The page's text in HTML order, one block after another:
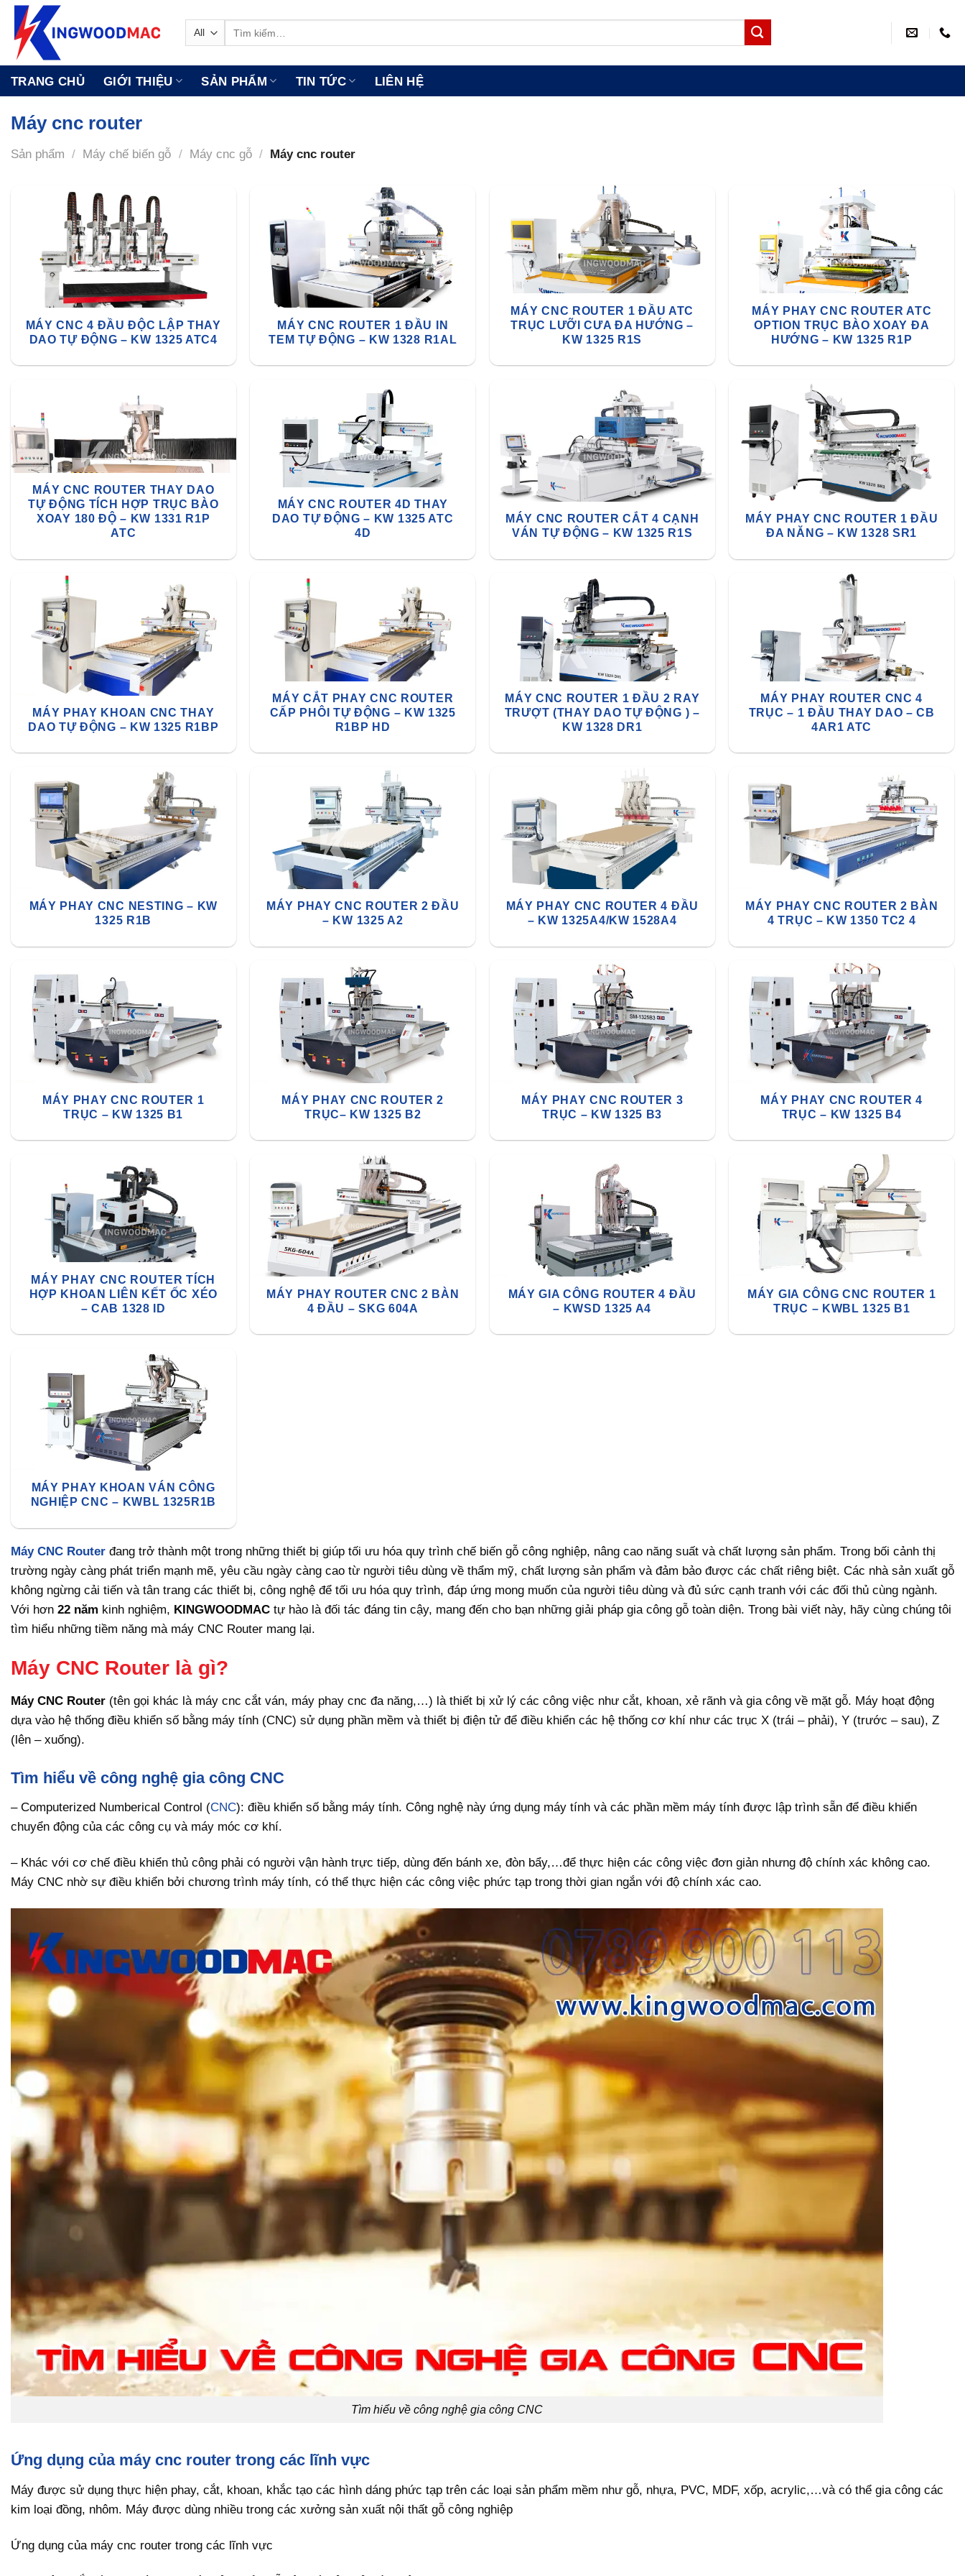
Skip
content
TRANG CHỦ GIỚI THIỆU SẢN PHẨM TIN TỨC LIÊN HỆ
Máy cnc router
Sản phẩm / Máy chế biến gỗ / Máy cnc gỗ / Máy cnc router
MÁY CNC 4 ĐẦU ĐỘC LẬP THAY
DAO TỰ ĐỘNG – KW 1325 ATC4
MÁY CNC ROUTER 1 ĐẦU IN
TEM TỰ ĐỘNG – KW 1328 R1AL
MÁY CNC ROUTER 1 ĐẦU ATC
TRỤC LƯỠI CƯA ĐA HƯỚNG –
KW 1325 R1S
MÁY PHAY CNC ROUTER ATC
OPTION TRỤC BÀO XOAY ĐA
HƯỚNG – KW 1325 R1P
MÁY CNC ROUTER THAY DAO
TỰ ĐỘNG TÍCH HỢP TRỤC BÀO
XOAY 180 ĐỘ – KW 1331 R1P
ATC
MÁY CNC ROUTER 4D THAY
DAO TỰ ĐỘNG – KW 1325 ATC
4D
MÁY CNC ROUTER CẮT 4 CẠNH
VÁN TỰ ĐỘNG – KW 1325 R1S
MÁY PHAY CNC ROUTER 1 ĐẦU
ĐA NĂNG – KW 1328 SR1
MÁY PHAY KHOAN CNC THAY
DAO TỰ ĐỘNG – KW 1325 R1BP
MÁY CẮT PHAY CNC ROUTER
CẤP PHÔI TỰ ĐỘNG – KW 1325
R1BP HD
MÁY CNC ROUTER 1 ĐẦU 2 RAY
TRƯỢT (THAY DAO TỰ ĐỘNG ) –
KW 1328 DR1
MÁY PHAY ROUTER CNC 4
TRỤC – 1 ĐẦU THAY DAO – CB
4AR1 ATC
MÁY PHAY CNC NESTING – KW
1325 R1B
MÁY PHAY CNC ROUTER 2 ĐẦU
– KW 1325 A2
MÁY PHAY CNC ROUTER 4 ĐẦU
– KW 1325A4/KW 1528A4
MÁY PHAY CNC ROUTER 2 BÀN
4 TRỤC – KW 1350 TC2 4
MÁY PHAY CNC ROUTER 1
TRỤC – KW 1325 B1
MÁY PHAY CNC ROUTER 2
TRỤC– KW 1325 B2
MÁY PHAY CNC ROUTER 3
TRỤC – KW 1325 B3
MÁY PHAY CNC ROUTER 4
TRỤC – KW 1325 B4
MÁY PHAY CNC ROUTER TÍCH
HỢP KHOAN LIÊN KẾT ỐC XÉO
– CAB 1328 ID
MÁY PHAY ROUTER CNC 2 BÀN
4 ĐẦU – SKG 604A
MÁY GIA CÔNG ROUTER 4 ĐẦU
– KWSD 1325 A4
MÁY GIA CÔNG CNC ROUTER 1
TRỤC – KWBL 1325 B1
MÁY PHAY KHOAN VÁN CÔNG
NGHIỆP CNC – KWBL 1325R1B
Máy CNC Router đang trở thành một trong những thiết bị giúp tối ưu hóa quy trình chế biến gỗ công nghiệp, nâng cao năng suất và chất lượng sản phẩm. Trong bối cảnh thị
trường ngày càng phát triển mạnh mẽ, yêu cầu ngày càng cao từ người tiêu dùng về thẩm mỹ, chất lượng sản phẩm và đảm bảo được các chất riêng biệt. Các nhà sản xuất gỗ
không ngừng cải tiến và tân trang các thiết bị, công nghệ để tối ưu hóa quy trình, đáp ứng mong muốn của người tiêu dùng và đủ sức cạnh tranh với các đối thủ cùng ngành.
Với hơn 22 năm kinh nghiệm, KINGWOODMAC tự hào là đối tác đáng tin cậy, mang đến cho bạn những giải pháp gia công gỗ toàn diện. Trong bài viết này, hãy cùng chúng tôi
tìm hiểu những tiềm năng mà máy CNC Router mang lại.
Máy CNC Router là gì?
Máy CNC Router (tên gọi khác là máy cnc cắt ván, máy phay cnc đa năng,…) là thiết bị xử lý các công việc như cắt, khoan, xẻ rãnh và gia công về mặt gỗ. Máy hoạt động
dựa vào hệ thống điều khiển số bằng máy tính (CNC) sử dụng phần mềm và thiết bị điện tử để điều khiển các hệ thống cơ khí như các trục X (trái – phải), Y (trước – sau), Z
(lên – xuống).
Tìm hiểu về công nghệ gia công CNC
– Computerized Numberical Control (CNC): điều khiển số bằng máy tính. Công nghệ này ứng dụng máy tính và các phần mềm máy tính được lập trình sẵn để điều khiển
chuyển động của các công cụ và máy móc cơ khí.
– Khác với cơ chế điều khiển thủ công phải có người vận hành trực tiếp, dùng đến bánh xe, đòn bẩy,…để thực hiện các công việc đơn giản nhưng độ chính xác không cao.
Máy CNC nhờ sự điều khiển bởi chương trình máy tính, có thể thực hiện các công việc phức tạp trong thời gian ngắn với độ chính xác cao.
Tìm hiểu về công nghệ gia công CNC
Ứng dụng của máy cnc router trong các lĩnh vực
Máy được sử dụng thực hiện phay, cắt, khoan, khắc tạo các hình dáng phức tạp trên các loại sản phẩm mềm như gỗ, nhựa, PVC, MDF, xốp, acrylic,…và có thể gia công các
kim loại đồng, nhôm. Máy được dùng nhiều trong các xưởng sản xuất nội thất gỗ công nghiệp
Ứng dụng của máy cnc router trong các lĩnh vực